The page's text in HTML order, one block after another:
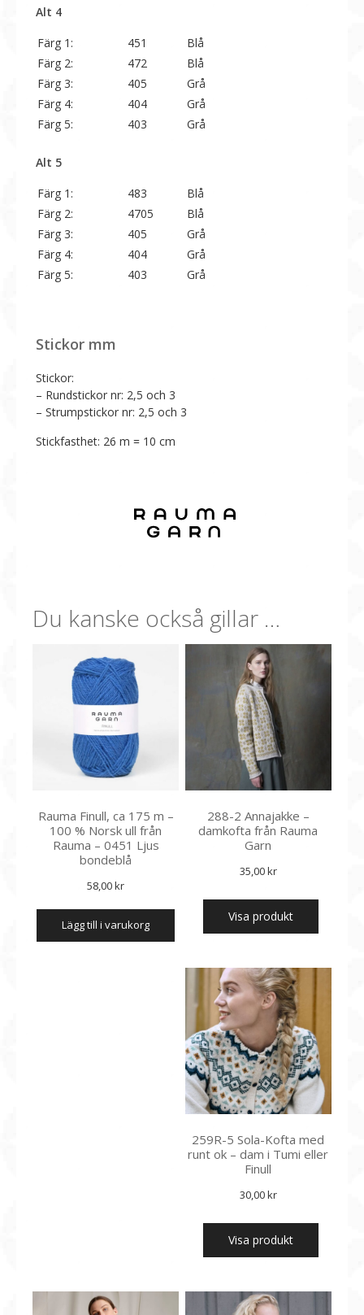
Alt 4
Färg 1:
451
Blå
Färg 2:
472
Blå
Färg 3:
405
Grå
Färg 4:
404
Grå
Färg 5:
403 Grå
Alt 5
Färg 1:
483
Blå
Färg 2:
4705
Blå
Färg 3:
405
Grå
Färg 4:
404
Grå
Färg 5:
403 Grå
Stickor mm
Stickor:
– Rundstickor nr: 2,5 och 3
– Strumpstickor nr: 2,5 och 3
Stickfasthet: 26 m = 10 cm
Du kanske också gillar …
Rauma Finull, ca 175 m –
100 % Norsk ull från
Rauma – 0451 Ljus
bondeblå
58,00kr
lägg till i varukorg
288-2 Annajakke –
damkofta från Rauma
Garn
35,00kr
Visa produkt
259R-5 Sola-Kofta med
runt ok – dam i Tumi eller
Finull
30,00kr
Visa produkt